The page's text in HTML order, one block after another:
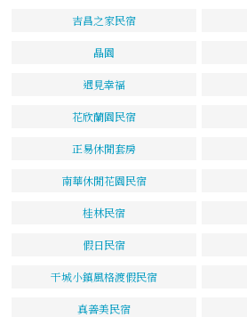
吉昌之家民宿
晶園
遇見幸福
花欣蘭園民宿
正易休閒套房
南華休閒花園民宿
桂林民宿
假日民宿
干城小鎮風格渡假民宿
真善美民宿